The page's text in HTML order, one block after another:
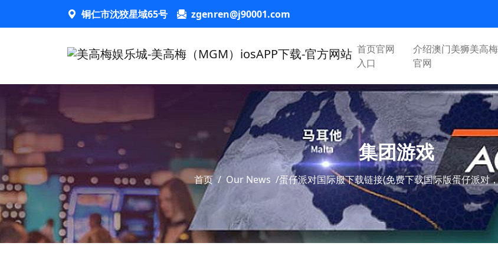
铜仁市沈狡星域65号 zgenren@j90001.com
首页官网
入口
介绍澳门美狮美高梅
官网
集团游戏
首页 / Our News /蛋仔派对国际服下载链接(免费下载国际版蛋仔派对